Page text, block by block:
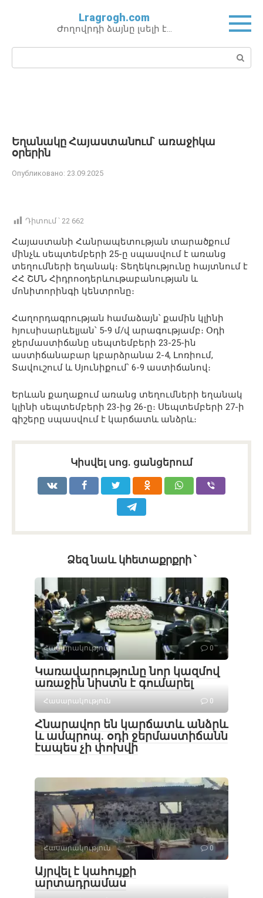
Lragrogh.com
Ժողովրդի ձայնը լսելի է…
Поиск:
Եղանակը Հայաստանում` առաջիկա
օրերին
Опубликовано: 23.09.2025
Դիտում ՝ 22 662
Հայաստանի Հանրապետության տարածքում
մինչև սեպտեմբերի 25-ը սպասվում է առանց
տեղումների եղանակ։ Տեղեկությունը հայտնում է
ՀՀ ՇՄՆ Հիդրոօդերևութաբանության և
մոնիտորինգի կենտրոնը։
Հաղորդագրության համաձայն՝ քամին կլինի
հյուսիսարևելյան՝ 5-9 մ/վ արագությամբ։ Օդի
ջերմաստիճանը սեպտեմբերի 23-25-ին
աստիճանաբար կբարձրանա 2-4, Լոռիում,
Տավուշում և Սյունիքում՝ 6-9 աստիճանով։
Երևան քաղաքում առանց տեղումների եղանակ
կլինի սեպտեմբերի 23-ից 26-ը։ Սեպտեմբերի 27-ի
գիշերը սպասվում է կարճատև անձրև։
Կիսվել սոց․ ցանցերում
Ձեզ նաև կհետաքրքրի ՝
Հասարակություն 0
Կառավարությունը նոր կազմով
առաջին նիստն է գումարել
Հասարակություն 0
Հնարավոր են կարճատև անձրև
և ամպրոպ․ օդի ջերմաստիճանն
էապես չի փոխվի
Հասարակություն 0
Այրվել է կահույքի
արտադրամաս